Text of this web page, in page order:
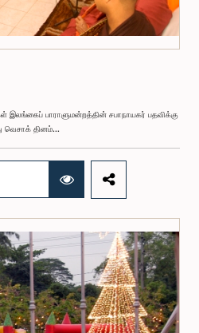
இலங்கைப் பாராளுமன்றத்தின் சபாநாயகர் பதவிக்கு
வெசாக் தினம்...